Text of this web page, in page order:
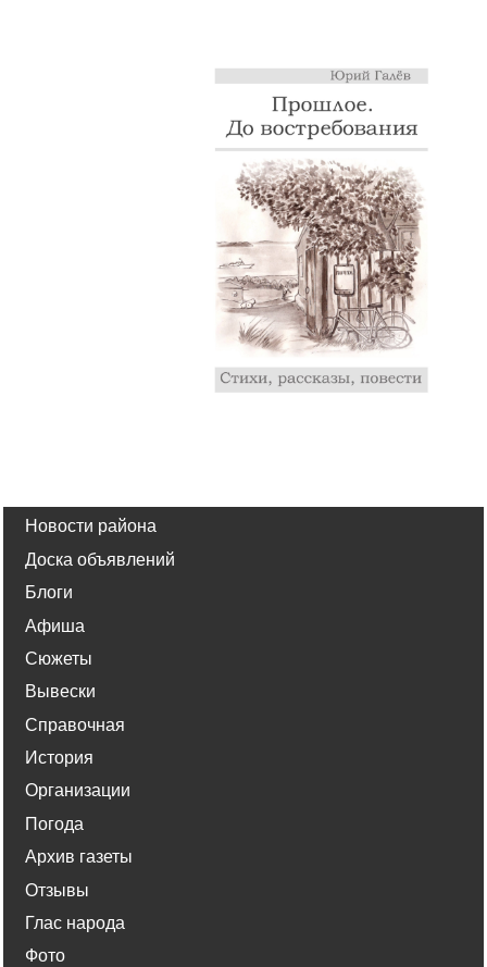
Новости района
Доска объявлений
Блоги
Афиша
Сюжеты
Вывески
Справочная
История
Организации
Погода
Архив газеты
Отзывы
Глас народа
Фото